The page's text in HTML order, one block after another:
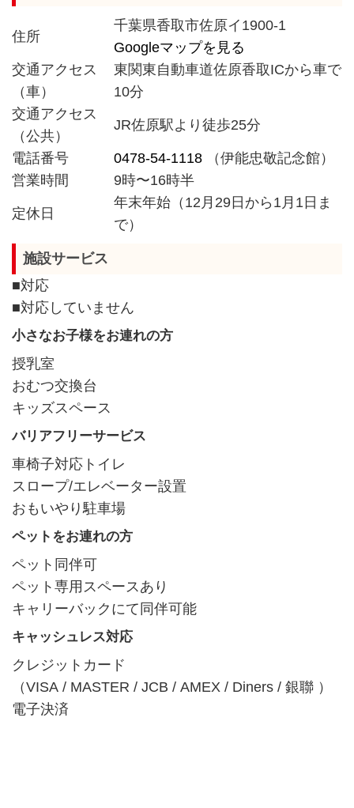
住所
千葉県香取市佐原イ1900-1
Googleマップを見る
交通アクセス
（車）
東関東自動車道佐原香取ICから車で
10分
交通アクセス
（公共）
JR佐原駅より徒歩25分
電話番号 0478-54-1118 （伊能忠敬記念館）
営業時間
9時〜16時半
定休日
年末年始（12月29日から1月1日ま
で）
施設サービス
■対応
■対応していません
小さなお子様をお連れの方
授乳室
おむつ交換台
キッズスペース
バリアフリーサービス
車椅子対応トイレ
スロープ/エレベーター設置
おもいやり駐車場
ペットをお連れの方
ペット同伴可
ペット専用スペースあり
キャリーバックにて同伴可能
キャッシュレス対応
クレジットカード
（VISA / MASTER / JCB / AMEX / Diners / 銀聯 ）
電子決済